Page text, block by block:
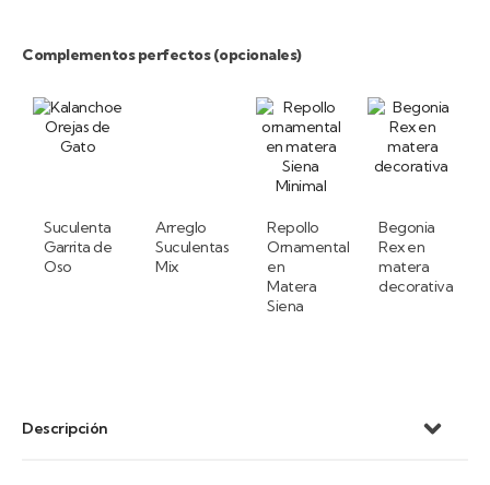
Complementos perfectos (opcionales)
Suculenta
Garrita de
Oso
Arreglo
Suculentas
Mix
Repollo
Ornamental
en
Matera
Siena
Begonia
Rex en
matera
decorativa
Descripción